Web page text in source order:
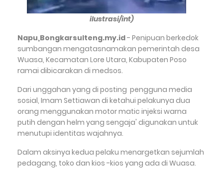
ilustrasi/int)
Napu,Bongkarsulteng.my.id- Penipuan berkedok
sumbangan mengatasnamakan pemerintah desa
Wuasa, Kecamatan Lore Utara, Kabupaten Poso
ramai dibicarakan di medsos.
Dari unggahan yang di posting pengguna media
sosial, Imam Settiawan di ketahui pelakunya dua
orang menggunakan motor matic injeksi warna
putih dengan helm yang sengaja' digunakan untuk
menutupi identitas wajahnya.
Dalam aksinya kedua pelaku menargetkan sejumlah
pedagang, toko dan kios -kios yang ada di Wuasa.